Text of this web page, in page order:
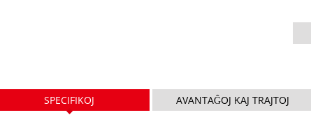
K Serio 7-49 kVA DE Serio 250-825 KVA
SPECIFIKOJ AVANTAĜOJ KAJ TRAJTOJ